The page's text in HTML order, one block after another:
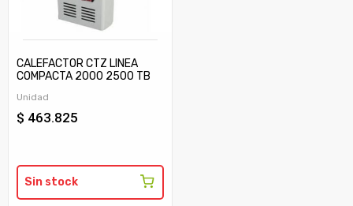
CALEFACTOR CTZ LINEA
COMPACTA 2000 2500 TB
Unidad
$ 463.825
Sin stock